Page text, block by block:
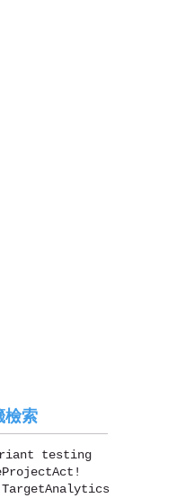
檢索
testing
Act!
TargetAnalytics